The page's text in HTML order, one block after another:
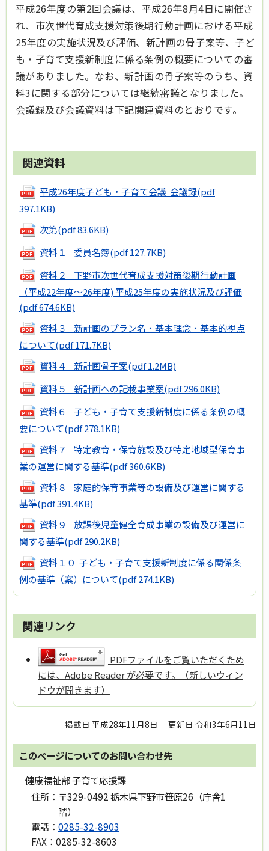
平成26年度の第2回会議は、平成26年8月4日に開催さ
れ、市次世代育成支援対策後期行動計画における平成
25年度の実施状況及び評価、新計画の骨子案等、子ど
も・子育て支援新制度に係る条例の概要についての審
議がありました。なお、新計画の骨子案等のうち、資
料3に関する部分については継続審議となりました。
会議録及び会議資料は下記関連資料のとおりです。
関連資料
平成26年度子ども・子育て会議 会議録(pdf
397.1KB)
次第(pdf 83.6KB)
資料１ 委員名簿(pdf 127.7KB)
資料２ 下野市次世代育成支援対策後期行動計画
（平成22年度～26年度) 平成25年度の実施状況及び評価
(pdf 674.6KB)
資料３ 新計画のプラン名・基本理念・基本的視点
について(pdf 171.7KB)
資料４ 新計画骨子案(pdf 1.2MB)
資料５ 新計画への記載事業案(pdf 296.0KB)
資料６ 子ども・子育て支援新制度に係る条例の概
要について(pdf 278.1KB)
資料７ 特定教育・保育施設及び特定地域型保育事
業の運営に関する基準(pdf 360.6KB)
資料８ 家庭的保育事業等の設備及び運営に関する
基準(pdf 391.4KB)
資料９ 放課後児童健全育成事業の設備及び運営に
関する基準(pdf 290.2KB)
資料１０ 子ども・子育て支援新制度に係る関係条
例の基準（案）について(pdf 274.1KB)
関連リンク
PDFファイルをご覧いただくため
には、Adobe Reader が必要です。（新しいウィン
ドウが開きます）
掲載日 平成28年11月8日 更新日 令和3年6月11日
このページについてのお問い合わせ先
健康福祉部 子育て応援課
住所： 〒329-0492 栃木県下野市笹原26（庁舎1
階）
電話： 0285-32-8903
FAX： 0285-32-8603